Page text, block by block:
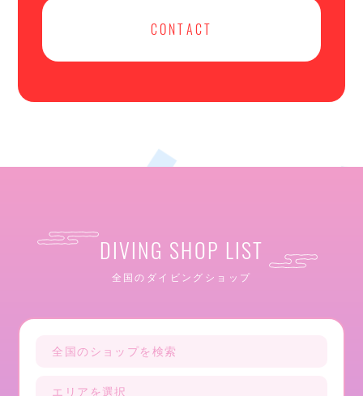
CONTACT
DIVING SHOP LIST
全国のダイビングショップ